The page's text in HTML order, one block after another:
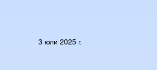
3 юли 2025 г.